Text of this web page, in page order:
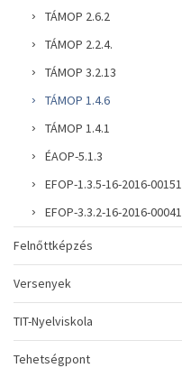
TÁMOP 2.6.2
TÁMOP 2.2.4.
TÁMOP 3.2.13
TÁMOP 1.4.6
TÁMOP 1.4.1
ÉAOP-5.1.3
EFOP-1.3.5-16-2016-00151
EFOP-3.3.2-16-2016-00041
Felnőttképzés
Versenyek
TIT-Nyelviskola
Tehetségpont